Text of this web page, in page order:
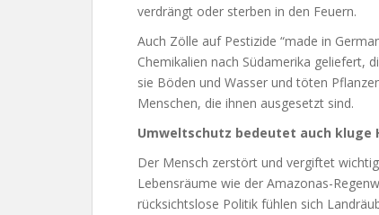
verdrängt oder sterben in den Feuern.
Auch Zölle auf Pestizide “made in
Chemikalien nach Südamerika geliefert,
sie Böden und Wasser und töten
Menschen, die ihnen ausgesetzt sind.
Umweltschutz bedeutet auch kluge
Der Mensch zerstört und vergiftet
Lebensräume wie der Amazonas-
rücksichtslose Politik fühlen sich